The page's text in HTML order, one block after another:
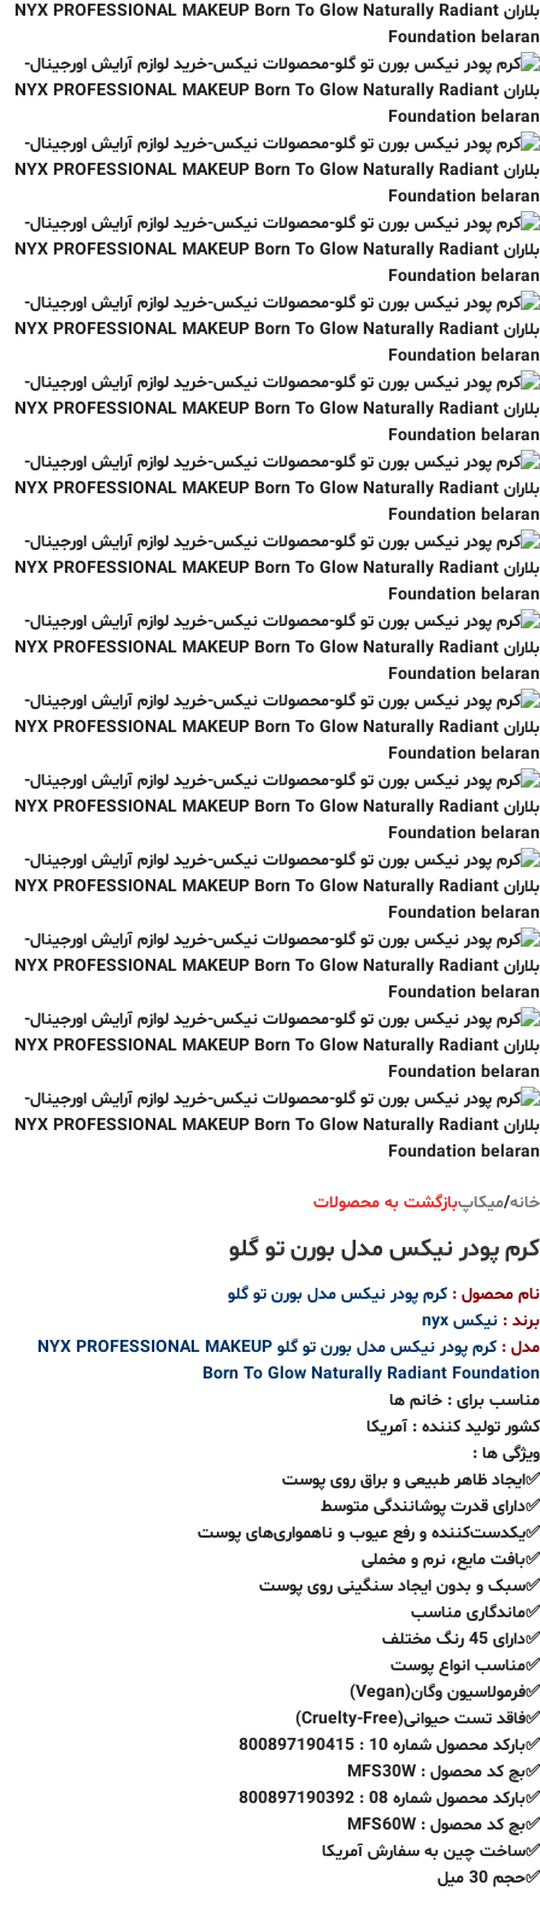
خانه/میکاپبازگشت به محصولات
کرم پودر نیکس مدل بورن تو گلو
نام محصول : کرم پودر نیکس مدل بورن تو گلو
برند : نیکس nyx
مدل : کرم پودر نیکس مدل بورن تو گلو NYX PROFESSIONAL MAKEUP
Born To Glow Naturally Radiant Foundation
مناسب برای : خانم ها
کشور تولید کننده : آمریکا
ویژگی ها :
✅ایجاد ظاهر طبیعی و براق روی پوست
✅دارای قدرت پوشانندگی متوسط
✅یکدست‌کننده و رفع عیوب و ناهمواری‌های پوست
✅بافت مایع، نرم و مخملی
✅سبک و بدون ایجاد سنگینی روی پوست
✅ماندگاری مناسب
✅دارای 45 رنگ مختلف
✅مناسب انواع پوست
✅فرمولاسیون وگان(Vegan)
✅فاقد تست حیوانی(Cruelty-Free)
✅بارکد محصول شماره 10 : 800897190415
✅بچ کد محصول : MFS30W
✅بارکد محصول شماره 08 : 800897190392
✅بچ کد محصول : MFS60W
✅ساخت چین به سفارش آمریکا
✅حجم 30 میل